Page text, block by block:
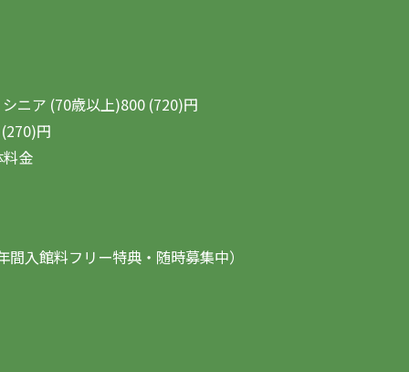
ニア (70歳以上)800 (720)円
円
金
入館料フリー特典・随時募集中）